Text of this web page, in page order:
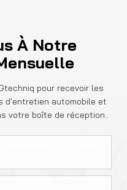
À Notre
pour recevoir les
d'entretien automobile et
votre boîte de réception..